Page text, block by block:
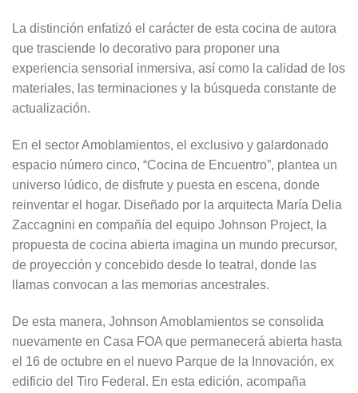
La distinción enfatizó el carácter de esta cocina de autora
que trasciende lo decorativo para proponer una
experiencia sensorial inmersiva, así como la calidad de los
materiales, las terminaciones y la búsqueda constante de
actualización.
En el sector Amoblamientos, el exclusivo y galardonado
espacio número cinco, “Cocina de Encuentro”, plantea un
universo lúdico, de disfrute y puesta en escena, donde
reinventar el hogar. Diseñado por la arquitecta María Delia
Zaccagnini en compañía del equipo Johnson Project, la
propuesta de cocina abierta imagina un mundo precursor,
de proyección y concebido desde lo teatral, donde las
llamas convocan a las memorias ancestrales.
De esta manera, Johnson Amoblamientos se consolida
nuevamente en Casa FOA que permanecerá abierta hasta
el 16 de octubre en el nuevo Parque de la Innovación, ex
edificio del Tiro Federal. En esta edición, acompaña